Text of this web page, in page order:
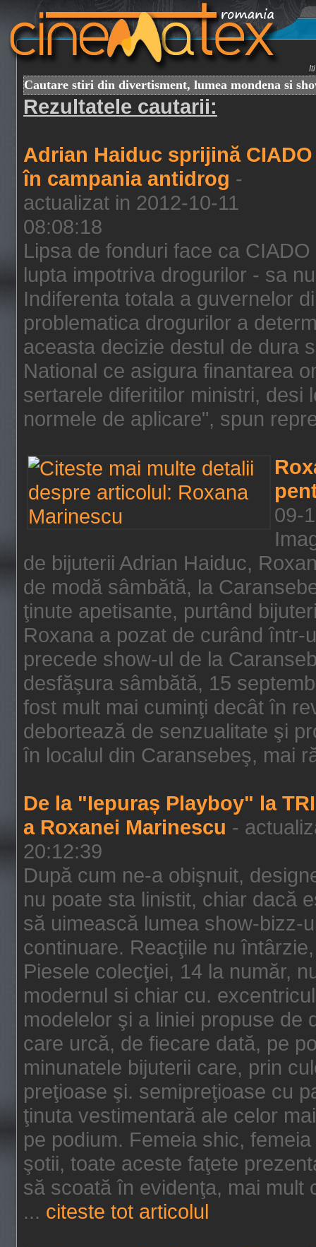
Cautare stiri din divertisment, lumea mondena si
Rezultatele cautarii:
Adrian Haiduc sprijină CIADO
în campania antidrog -
actualizat in 2012-10-11
08:08:18
Lipsa de fonduri face ca
lupta impotriva drogurilor - sa
Indiferenta totala a guvernelor
problematica drogurilor a
aceasta decizie destul de dura
National ce asigura finantarea
sertarele diferitilor ministri, desi
normele de aplicare", spun
09-
de bijuterii Adrian Haiduc,
de modă sâmbătă, la
ţinute apetisante, purtând
Roxana a pozat de curând
precede show-ul de la
desfăşura sâmbătă, 15
fost mult mai cuminţi decât în
debortează de senzualitate şi
în localul din Caransebeş, mai
De la "Iepuraș Playboy" la
a Roxanei Marinescu -
20:12:39
După cum ne-a obişnuit,
nu poate sta linistit, chiar dacă
să uimească lumea show-bizz-
continuare. Reacţiile nu
Piesele colecţiei, 14 la număr,
modernul si chiar cu.
modelelor şi a liniei propuse de
care urcă, de fiecare dată, pe
minunatele bijuterii care, prin
preţioase şi. semipreţioase cu
ţinuta vestimentară ale celor
pe podium. Femeia shic,
şotii, toate aceste faţete
să scoată în evidenţa, mai mult
... citeste tot articolul